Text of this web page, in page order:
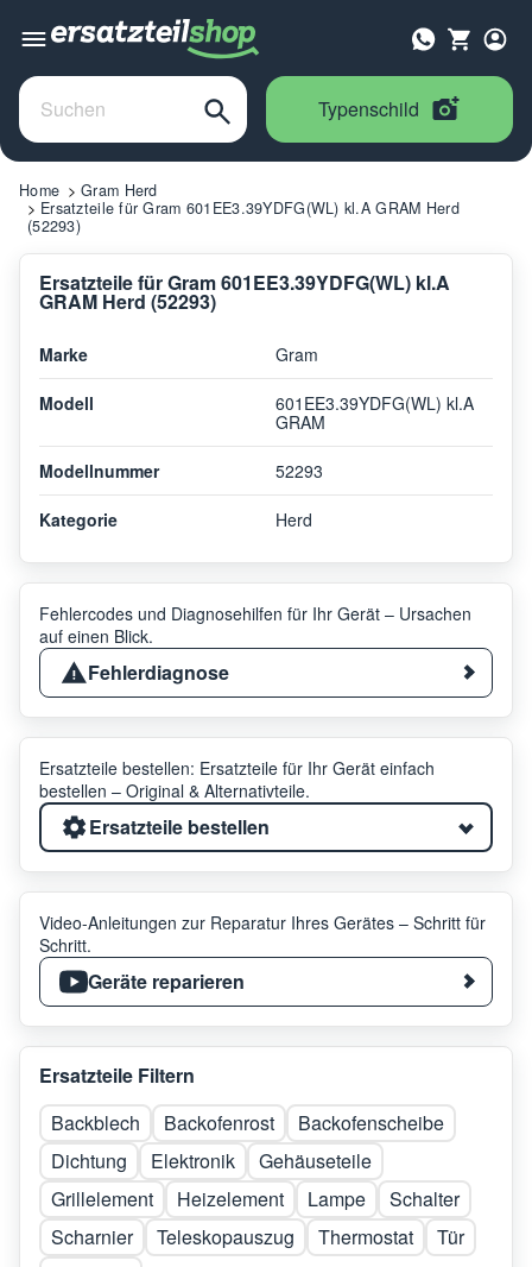
Typenschild
Home
Gram Herd
Ersatzteile für Gram 601EE3.39YDFG(WL) kl.A GRAM Herd
(52293)
Ersatzteile für Gram 601EE3.39YDFG(WL) kl.A
GRAM Herd (52293)
Marke Gram
Modell
601EE3.39YDFG(WL) kl.A
GRAM
Modellnummer 52293
Kategorie Herd
Fehlercodes und Diagnosehilfen für Ihr Gerät – Ursachen
auf einen Blick.
Fehlerdiagnose
Ersatzteile bestellen: Ersatzteile für Ihr Gerät einfach
bestellen – Original & Alternativteile.
Ersatzteile bestellen
Video-Anleitungen zur Reparatur Ihres Gerätes – Schritt für
Schritt.
Geräte reparieren
Ersatzteile Filtern
Backblech
Backofenrost
Backofenscheibe
Dichtung
Elektronik
Gehäuseteile
Grillelement
Heizelement Lampe
Schalter
Scharnier
Teleskopauszug Thermostat
Tür